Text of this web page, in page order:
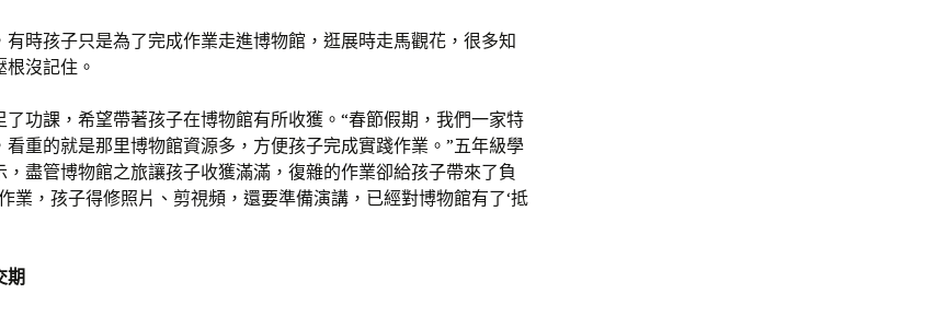
有時孩子只是為了完成作業走進博物館，逛展時走馬觀花，很多知
沒記住。
了功課，希望帶著孩子在博物館有所收獲。“春節假期，我們一家特
看重的就是那里博物館資源多，方便孩子完成實踐作業。”五年級學
，盡管博物館之旅讓孩子收獲滿滿，復雜的作業卻給孩子帶來了負
業，孩子得修照片、剪視頻，還要準備演講，已經對博物館有了‘抵
期